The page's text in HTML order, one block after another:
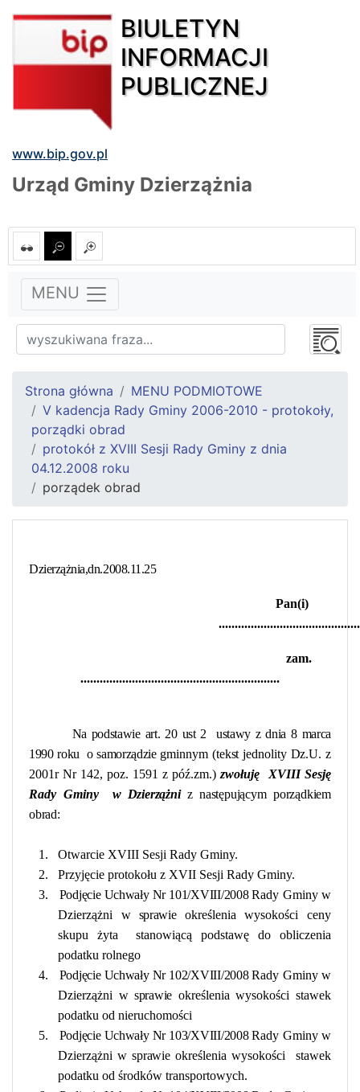
BIULETYN
INFORMACJI
PUBLICZNEJ
www.bip.gov.pl
Urząd Gminy Dzierzążnia
MENU
Strona główna
MENU PODMIOTOWE
V kadencja Rady Gminy 2006-2010 - protokoły,
porządki obrad
protokół z XVIII Sesji Rady Gminy z dnia
04.12.2008 roku
porządek obrad
Dzierzążnia,dn.2008.11.25
Pan(i)
zam.
..............................................................
Na podstawie art. 20 ust 2
ustawy z dnia 8 marca
1990 roku o samorządzie gminnym (tekst jednolity Dz.U. z
2001r Nr 142, poz. 1591 z póź.zm.) zwołuję
XVIII Sesję
Rady Gminy
w Dzierzążni z następującym porządkiem
obrad:
1.
Otwarcie XVIII Sesji Rady Gminy.
2.
Przyjęcie protokołu z XVII Sesji Rady Gminy.
3.
Podjęcie Uchwały Nr 101/XVIII/2008Rady Gminy w
Dzierzążni w sprawie określenia wysokości ceny
skupu
żyta
stanowiącą podstawę do obliczenia
podatku rolnego
4.
Podjęcie Uchwały Nr 102/XVIII/2008Rady Gminy w
Dzierzążni w sprawie określenia wysokości stawek
podatku od nieruchomości
5.
Podjęcie Uchwały Nr 103/XVIII/2008Rady Gminy w
Dzierzążniw sprawie określenia wysokości
stawek
podatku od środków transportowych.